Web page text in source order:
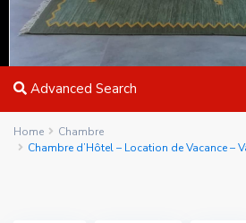
Advanced Search
Home
Chambre
Chambre d’Hôtel – Location de Vacance –